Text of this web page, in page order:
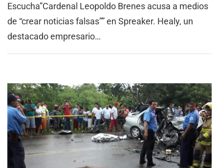
Escucha”Cardenal Leopoldo Brenes acusa a medios
de “crear noticias falsas”” en Spreaker. Healy, un
destacado empresario…